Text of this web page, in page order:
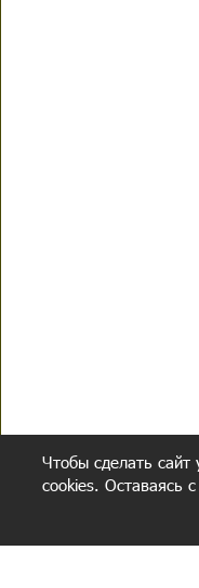
Чтобы сделать сайт
cookies. Оставаясь